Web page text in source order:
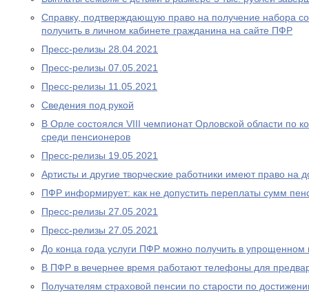
Справку, подтверждающую право на получение набора
получить в личном кабинете гражданина на сайте ПФР
Пресс-релизы 28.04.2021
Пресс-релизы 07.05.2021
Пресс-релизы 11.05.2021
Сведения под рукой
В Орле состоялся VIII чемпионат Орловской области по
среди пенсионеров
Пресс-релизы 19.05.2021
Артисты и другие творческие работники имеют право на
ПФР информирует: как не допустить переплаты сумм
Пресс-релизы 27.05.2021
Пресс-релизы 27.05.2021
До конца года услуги ПФР можно получить в упрощенном
В ПФР в вечернее время работают телефоны для
Получателям страховой пенсии по старости по